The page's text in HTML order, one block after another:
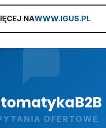
NAWWW.IGUS.PL
OFERTOWE